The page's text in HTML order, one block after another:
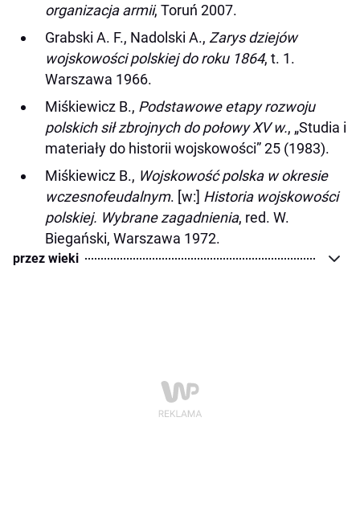
organizacja armii, Toruń 2007.
Grabski A. F., Nadolski A., Zarys dziejów
wojskowości polskiej do roku 1864, t. 1.
Warszawa 1966.
Miśkiewicz B., Podstawowe etapy rozwoju
polskich sił zbrojnych do połowy XV w., „Studia i
materiały do historii wojskowości” 25 (1983).
Miśkiewicz B., Wojskowość polska w okresie
wczesnofeudalnym. [w:] Historia wojskowości
polskiej. Wybrane zagadnienia, red. W.
Biegański, Warszawa 1972.
przez wieki